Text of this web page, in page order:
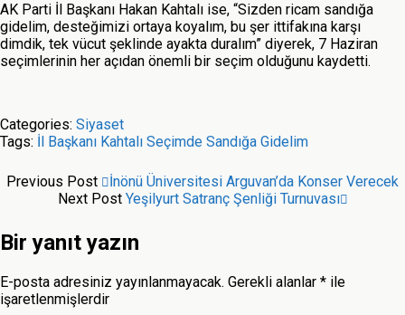
AK Parti İl Başkanı Hakan Kahtalı ise, “Sizden ricam sandığa
gidelim, desteğimizi ortaya koyalım, bu şer ittifakına karşı
dimdik, tek vücut şeklinde ayakta duralım” diyerek, 7 Haziran
seçimlerinin her açıdan önemli bir seçim olduğunu kaydetti.
Categories: Siyaset
Tags: İl Başkanı Kahtalı Seçimde Sandığa Gidelim
Previous Post
İnönü Üniversitesi Arguvan’da Konser Verecek
Next Post Yeşilyurt Satranç Şenliği Turnuvası
Bir yanıt yazın
E-posta adresiniz yayınlanmayacak. Gerekli alanlar * ile
işaretlenmişlerdir